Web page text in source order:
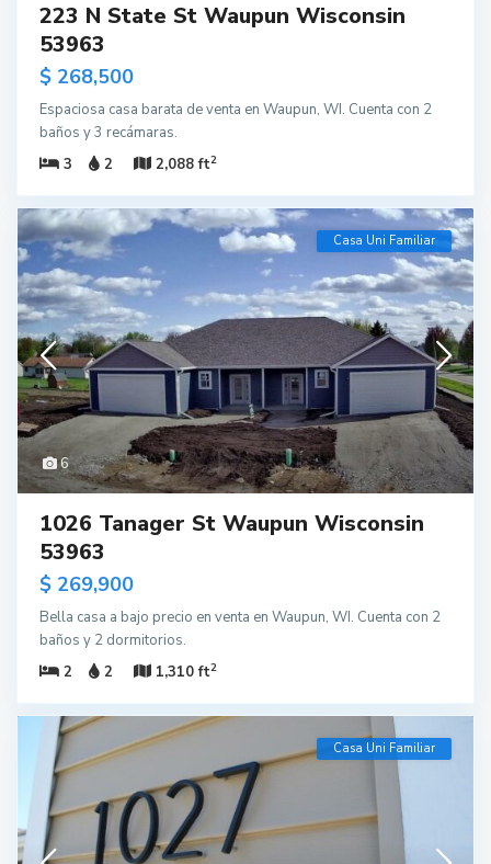
223 N State St Waupun Wisconsin
53963
$ 268,500
Espaciosa casa barata de venta en Waupun, WI. Cuenta con 2
baños y 3 recámaras.
3
2 2,088 ft2
6
Casa Uni Familiar
1026 Tanager St Waupun Wisconsin
53963
$ 269,900
Bella casa a bajo precio en venta en Waupun, WI. Cuenta con 2
baños y 2 dormitorios.
2
2 1,310 ft2
Casa Uni Familiar